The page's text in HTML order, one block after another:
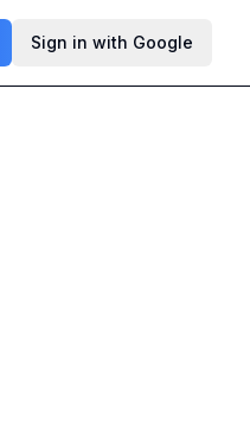
Sign in with Google